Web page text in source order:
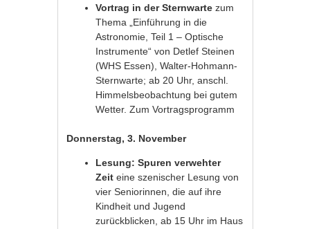
Vortrag in der Sternwarte zum
Thema „Einführung in die
Astronomie, Teil 1 – Optische
Instrumente“ von Detlef Steinen
(WHS Essen), Walter-Hohmann-
Sternwarte; ab 20 Uhr, anschl.
Himmelsbeobachtung bei gutem
Wetter.Zum Vortragsprogramm
Donnerstag, 3. November
Lesung: Spuren verwehter
Zeit eine szenischer Lesung von
vier Seniorinnen, die auf ihre
Kindheit und Jugend
zurückblicken, ab 15 Uhr im Haus